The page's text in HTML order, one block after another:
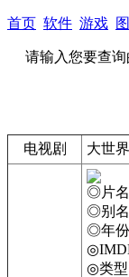
首页 软件 游戏
请输入您要查询
电视剧 大世
◎片名
◎别名
◎年份
◎类型